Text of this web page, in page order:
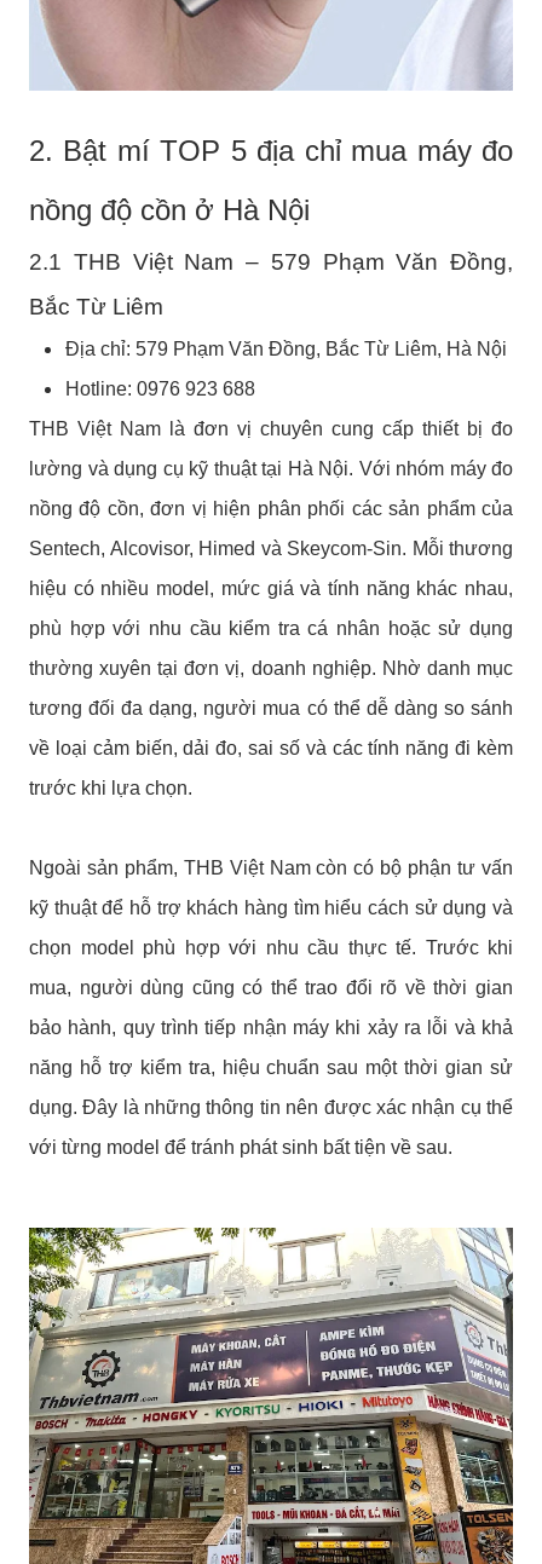
2. Bật mí TOP 5 địa chỉ mua máy đo
nồng độ cồn ở Hà Nội
2.1 THB Việt Nam – 579 Phạm Văn Đồng,
Bắc Từ Liêm
Địa chỉ: 579 Phạm Văn Đồng, Bắc Từ Liêm, Hà Nội
Hotline: 0976 923 688
THB Việt Nam là đơn vị chuyên cung cấp thiết bị đo
lường và dụng cụ kỹ thuật tại Hà Nội. Với nhóm máy đo
nồng độ cồn, đơn vị hiện phân phối các sản phẩm của
Sentech, Alcovisor, Himed và Skeycom-Sin. Mỗi thương
hiệu có nhiều model, mức giá và tính năng khác nhau,
phù hợp với nhu cầu kiểm tra cá nhân hoặc sử dụng
thường xuyên tại đơn vị, doanh nghiệp. Nhờ danh mục
tương đối đa dạng, người mua có thể dễ dàng so sánh
về loại cảm biến, dải đo, sai số và các tính năng đi kèm
trước khi lựa chọn.
Ngoài sản phẩm, THB Việt Nam còn có bộ phận tư vấn
kỹ thuật để hỗ trợ khách hàng tìm hiểu cách sử dụng và
chọn model phù hợp với nhu cầu thực tế. Trước khi
mua, người dùng cũng có thể trao đổi rõ về thời gian
bảo hành, quy trình tiếp nhận máy khi xảy ra lỗi và khả
năng hỗ trợ kiểm tra, hiệu chuẩn sau một thời gian sử
dụng. Đây là những thông tin nên được xác nhận cụ thể
với từng model để tránh phát sinh bất tiện về sau.